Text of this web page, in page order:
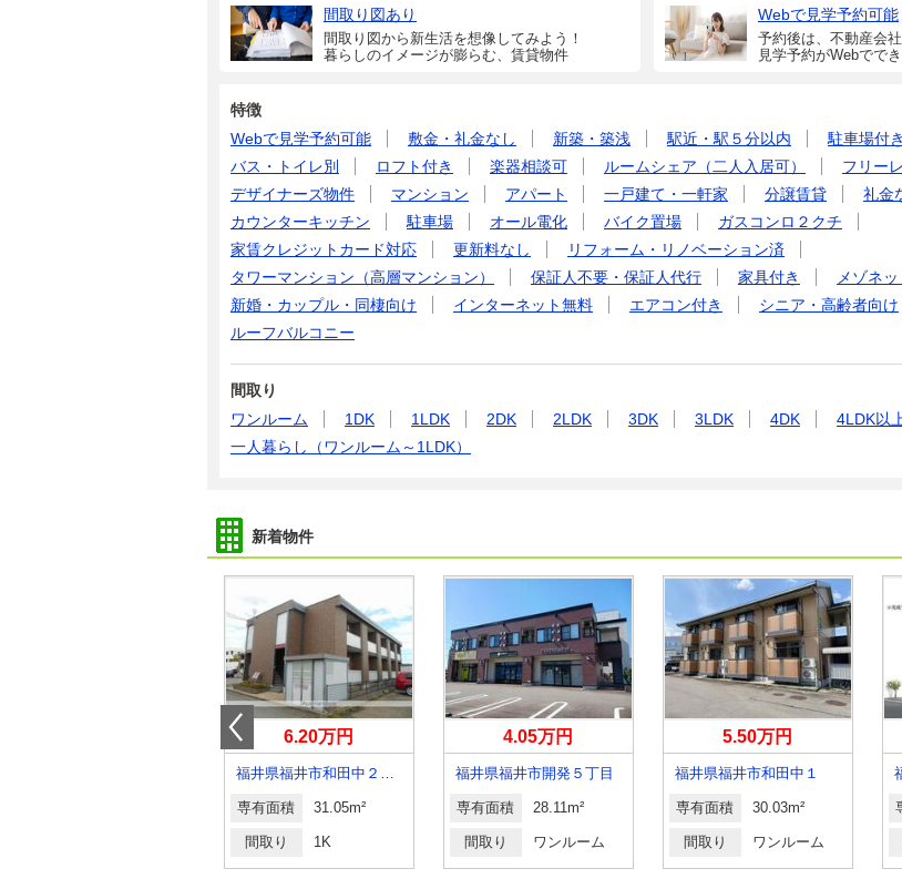
間取り図あり
間取り図から新生活を想像してみよう！
暮らしのイメージが膨らむ、賃貸物件
Webで見学予約可能
予約後は、不動産会
見学予約がWebでで
特徴
Webで見学予約可能
敷金・礼金なし 新築・築浅 駅近・駅５分以内
駐車場付き
バス・トイレ別
ロフト付き 楽器相談可 ルームシェア（二人入居可） フリー
デザイナーズ物件
マンション アパート 一戸建て・一軒家 分譲賃貸
礼金
カウンターキッチン
駐車場 オール電化 バイク置場
ガスコンロ２クチ
家賃クレジットカード対応
更新料なし
リフォーム・リノベーション済
タワーマンション（高層マンション）
保証人不要・保証人代行 家具付き
メゾネッ
新婚・カップル・同棲向け
インターネット無料 エアコン付き
シニア・高齢者向け
ルーフバルコニー
間取り
ワンルーム
1DK 1LDK 2DK 2LDK 3DK 3LDK 4DK
4LDK以
一人暮らし（ワンルーム～1LDK）
新着物件
6.20万円
福井県福井市和田中２丁目
専有面積 31.05m²
間取り 1K
4.05万円
福井県福井市開発５丁目
専有面積 28.11m²
間取り ワンルーム
5.50万円
福井県福井市和田中１
専有面積 30.03m²
間取り ワンルーム